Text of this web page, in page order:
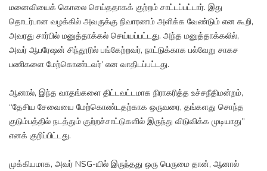
மனைவியைக் கொலை செய்ததாகக் குற்றம் சாட்டப்பட்டார். இது
தொடர்பான வழக்கில் அவருக்கு நிவாரணம் அளிக்க வேண்டும் என கூறி,
அவரது சார்பில் மனுத்தாக்கல் செய்யப்பட்டது. அந்த மனுத்தாக்கலில்,
அவர் ஆபரேஷன் சிந்தூரில் பங்கேற்றவர், நாட்டுக்காக பல்வேறு சாகச
பணிகளை மேற்கொண்டவர்’ என வாதிடப்பட்டது.
ஆனால், இந்த வாதங்களை திட்டவட்டமாக நிராகரித்த உச்சநீதிமன்றம்,
“தேசிய சேவையை மேற்கொண்டதற்காக ஒருவரை, தங்களது சொந்த
குடும்பத்தில் நடத்தும் குற்றச்சாட்டுகளில் இருந்து விடுவிக்க முடியாது”
எனக் குறிப்பிட்டது.
முக்கியமாக, அவர் NSG-யில் இருந்தது ஒரு பெருமை தான், ஆனால்